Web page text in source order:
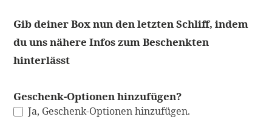
Gib deiner Box nun den letzten Schliff, indem
du uns nähere Infos zum Beschenkten
hinterlässt
Geschenk-Optionen hinzufügen?
Ja, Geschenk-Optionen hinzufügen.